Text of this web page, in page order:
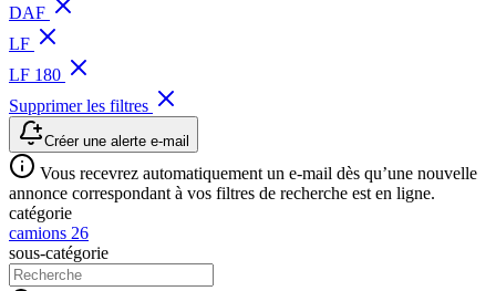
DAF
LF
LF 180
Supprimer les filtres
Créer une alerte e-mail
Vous recevrez automatiquement un e-mail dès qu’une nouvelle
annonce correspondant à vos filtres de recherche est en ligne.
catégorie
camions 26
sous-catégorie